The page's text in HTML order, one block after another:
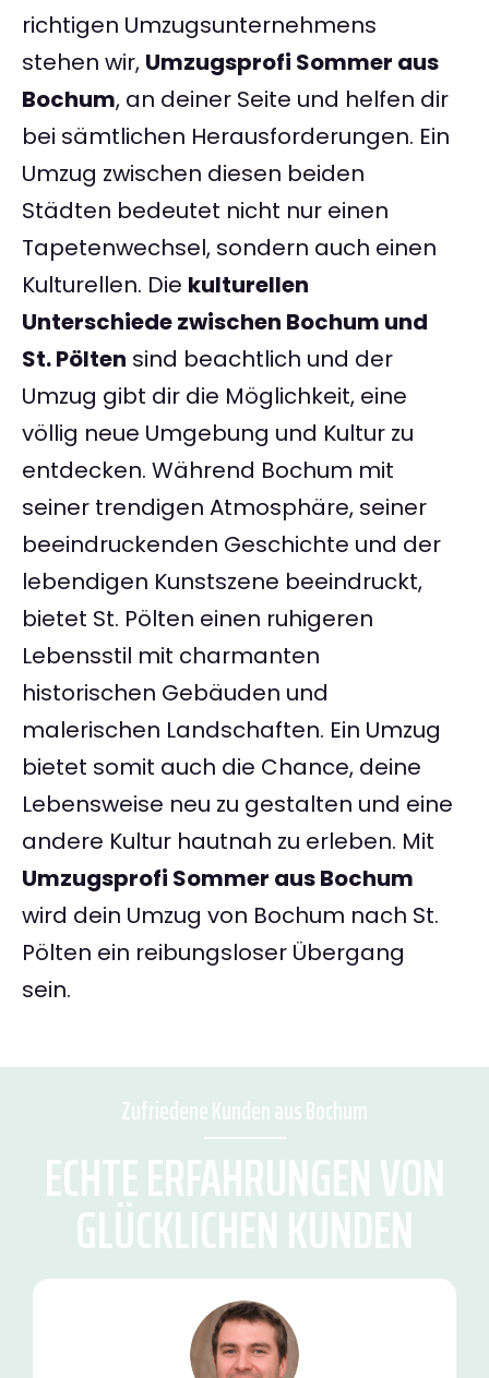
richtigen Umzugsunternehmens
stehen wir, Umzugsprofi Sommer aus
Bochum, an deiner Seite und helfen dir
bei sämtlichen Herausforderungen. Ein
Umzug zwischen diesen beiden
Städten bedeutet nicht nur einen
Tapetenwechsel, sondern auch einen
Kulturellen. Die kulturellen
Unterschiede zwischen Bochum und
St. Pölten sind beachtlich und der
Umzug gibt dir die Möglichkeit, eine
völlig neue Umgebung und Kultur zu
entdecken. Während Bochum mit
seiner trendigen Atmosphäre, seiner
beeindruckenden Geschichte und der
lebendigen Kunstszene beeindruckt,
bietet St. Pölten einen ruhigeren
Lebensstil mit charmanten
historischen Gebäuden und
malerischen Landschaften. Ein Umzug
bietet somit auch die Chance, deine
Lebensweise neu zu gestalten und eine
andere Kultur hautnah zu erleben. Mit
Umzugsprofi Sommer aus Bochum
wird dein Umzug von Bochum nach St.
Pölten ein reibungsloser Übergang
sein.
Zufriedene Kunden aus Bochum
ECHTE ERFAHRUNGEN VON
GLÜCKLICHEN KUNDEN